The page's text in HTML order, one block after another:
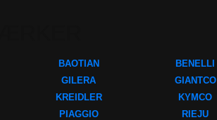
BAOTIAN
GILERA
KREIDLER
PIAGGIO
BENELLI
GIANTCO
KYMCO
RIEJU